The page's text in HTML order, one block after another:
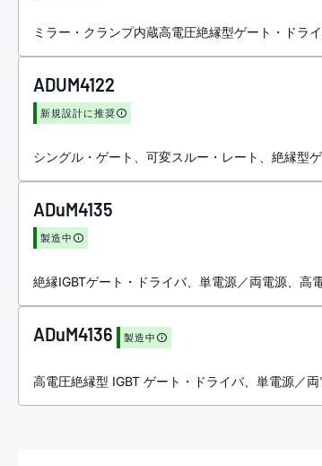
ミラー・クランプ内蔵高電圧絶縁型ゲート・ドラ
ADUM4122
新規設計に推奨
シングル・ゲート、可変スルー・レート、絶縁型
ADuM4135
製造中
絶縁IGBTゲート・ドライバ、単電源／両電源、高
ADuM4136 製造中
高電圧絶縁型 IGBT ゲート・ドライバ、単電源／